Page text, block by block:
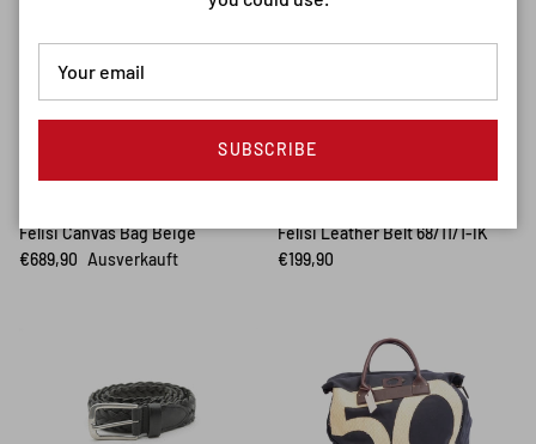
Felisi Canvas Bag Beige
€689,90 Ausverkauft
Felisi Leather Belt 68/11/1-IK
€199,90
SUBSCRIBE